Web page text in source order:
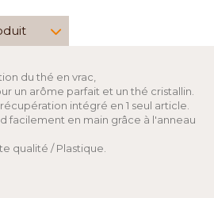
du thé en vrac,
un arôme parfait et un thé cristallin.
intégré en 1 seul article.
facilement en main grâce à l'anneau
qualité / Plastique.